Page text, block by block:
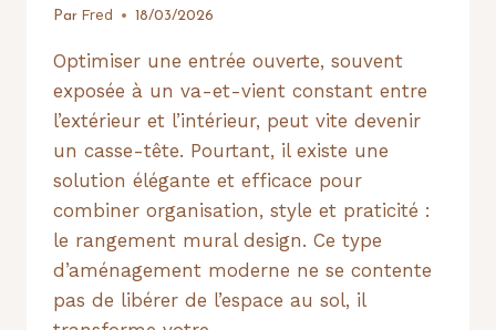
Par Fred 18/03/2026
Optimiser une entrée ouverte, souvent
exposée à un va-et-vient constant entre
l’extérieur et l’intérieur, peut vite devenir
un casse-tête. Pourtant, il existe une
solution élégante et efficace pour
combiner organisation, style et praticité :
le rangement mural design. Ce type
d’aménagement moderne ne se contente
pas de libérer de l’espace au sol, il